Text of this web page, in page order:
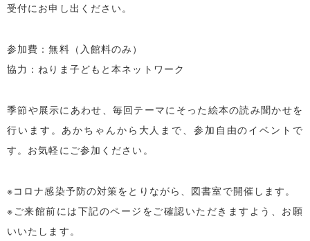
受付にお申し出ください。
参加費：無料（入館料のみ）
協力：ねりま子どもと本ネットワーク
季節や展示にあわせ、毎回テーマにそった絵本の読み聞かせを
行います。あかちゃんから大人まで、参加自由のイベントで
す。お気軽にご参加ください。
※コロナ感染予防の対策をとりながら、図書室で開催します。
※ご来館前には下記のページをご確認いただきますよう、お願
いいたします。